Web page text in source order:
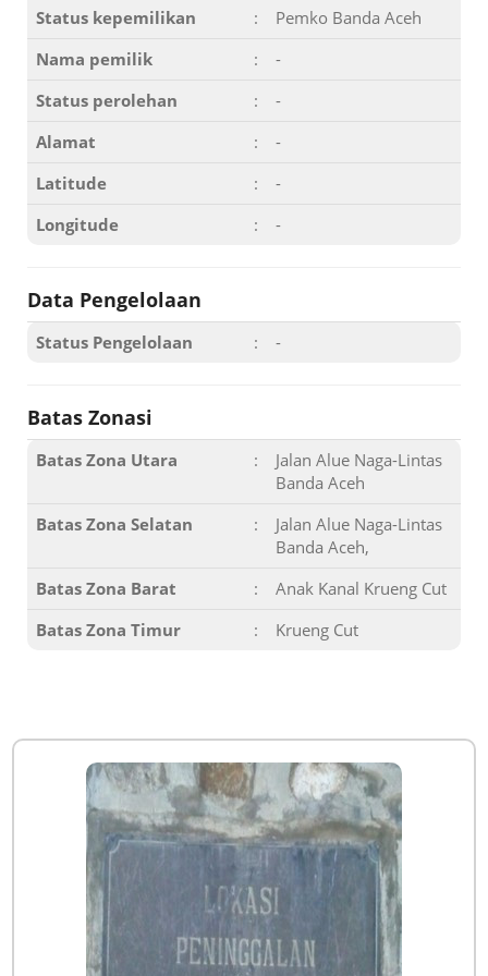
Status kepemilikan :
Pemko Banda Aceh
Nama pemilik
:
-
Status perolehan
:
-
Alamat
:
-
Latitude
:
-
Longitude
: -
Data Pengelolaan
Status Pengelolaan : -
Batas Zonasi
Batas Zona Utara :
Jalan Alue Naga-Lintas
Banda Aceh
Batas Zona Selatan
:
Jalan Alue Naga-Lintas
Banda Aceh,
Batas Zona Barat
:
Anak Kanal Krueng Cut
Batas Zona Timur
: Krueng Cut